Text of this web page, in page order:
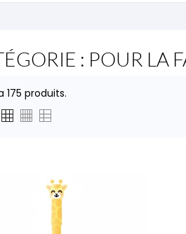
: POUR LA
175 produits.